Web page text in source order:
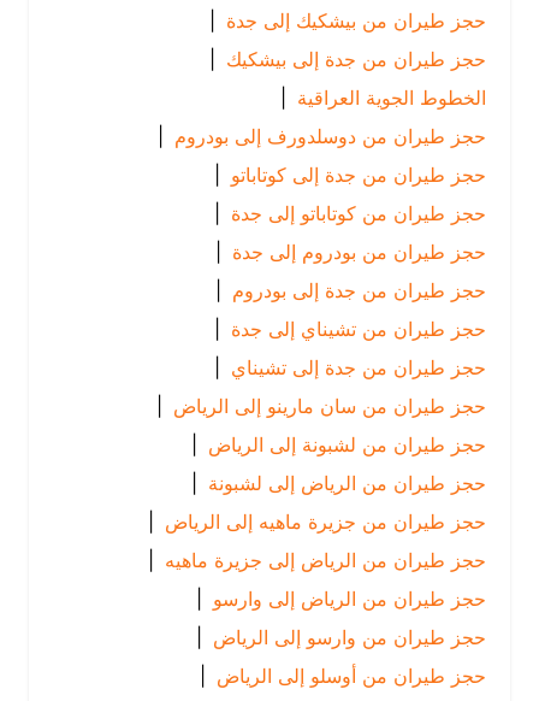
حجز طيران من بيشكيك إلى جدة
حجز طيران من جدة إلى بيشكيك |
الخطوط الجوية العراقية
حجز طيران من دوسلدورف إلى بودروم |
حجز طيران من جدة إلى كوتاباتو |
حجز طيران من كوتاباتو إلى جدة
حجز طيران من بودروم إلى جدة
حجز طيران من جدة إلى بودروم |
حجز طيران من تشيناي إلى جدة
حجز طيران من جدة إلى تشيناي |
حجز طيران من سان مارينو إلى الرياض
|
حجز طيران من لشبونة إلى الرياض
|
حجز طيران من الرياض إلى لشبونة |
حجز طيران من جزيرة ماهيه إلى الرياض
|
حجز طيران من الرياض إلى جزيرة ماهيه |
حجز طيران من الرياض إلى وارسو
|
حجز طيران من وارسو إلى الرياض
|
حجز طيران من أوسلو إلى الرياض
|